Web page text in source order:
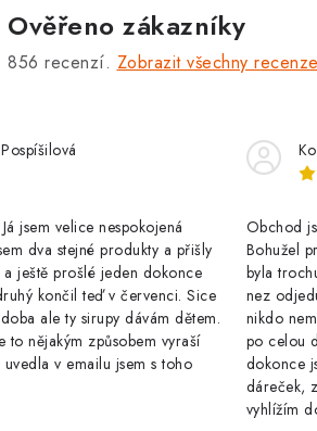
Ověřeno zákazníky
856 recenzí. Zobrazit všechny recenze
jsem velice nespokojená
dva stejné produkty a přišly
ještě prošlé jeden dokonce
končil teď v červenci. Sice
ale ty sirupy dávám dětem.
to nějakým způsobem vyraší
v emailu jsem s toho
Obchod
Bohužel
byla
nez
nikdo
po celou
dokonce
dáreček,
vyhlížím